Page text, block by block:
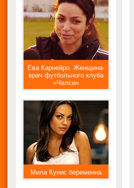
Ева Карнейро. Женщина-
врач футбольного клуба
«Челси»
Мила Кунис беременна